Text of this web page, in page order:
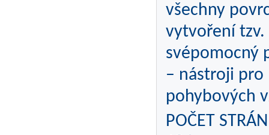
všechny
vytvoření tzv.
svépomocný
– nástroji pro
pohybových
POČET STRÁN